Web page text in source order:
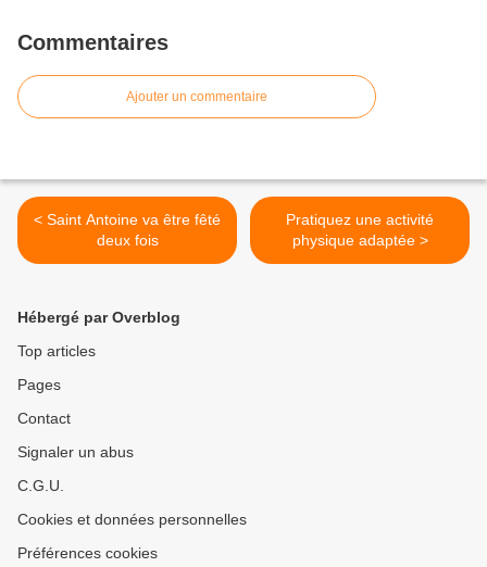
Commentaires
Ajouter un commentaire
< Saint Antoine va être fêté
deux fois
Pratiquez une activité
physique adaptée >
Hébergé par Overblog
Top articles
Pages
Contact
Signaler un abus
C.G.U.
Cookies et données personnelles
Préférences cookies